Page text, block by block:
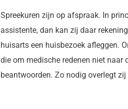
Spreekuren zijn op afspraak. In
assistente, dan kan zij daar
huisarts een huisbezoek afleggen.
die om medische redenen niet
beantwoorden. Zo nodig overlegt